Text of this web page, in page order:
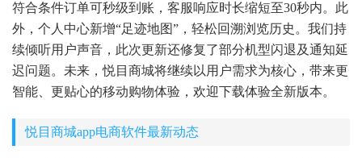
符合条件订单可秒级到账，客服响应时长缩短至30秒内。此
外，个人中心新增“足迹地图”，轻松回溯浏览历史。我们持
续倾听用户声音，此次更新还修复了部分机型闪退及通知延
迟问题。未来，悦目商城将继续以用户需求为核心，带来更
智能、更贴心的移动购物体验，欢迎下载体验全新版本。
悦目商城app电商软件最新动态